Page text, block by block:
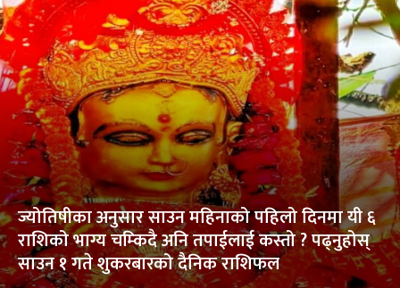
ज्योतिषीका अनुसार साउन महिनाको पहिलो दिनमा यी ६
राशिको भाग्य चम्किदै अनि तपाईलाई कस्तो ? पढ्नुहोस्
साउन १ गते शुकरबारको दैनिक राशिफल